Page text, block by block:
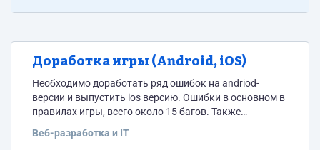
Доработка игры (Android, iOS)
Необходимо доработать ряд ошибок на andriod-
версии и выпустить ios версию. Ошибки в основном в
правилах игры, всего около 15 багов. Также
игры в Google Play и App Store. При успешном
Веб-разработка и IT